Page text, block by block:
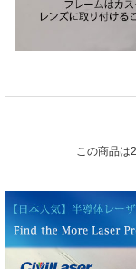
この商品は